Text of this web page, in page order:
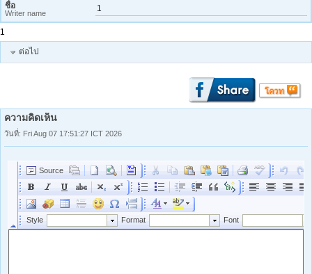
ชื่อ
Writer name 1
1
ต่อไป
ความคิดเห็น
วันที่: Fri Aug 07 17:51:27 ICT 2026